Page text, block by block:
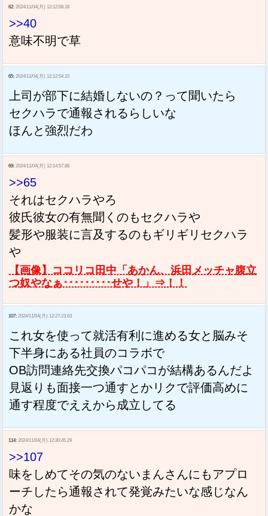
62: 2024/11/04(月) 12:12:08.18
>>40
意味不明で草
65: 2024/11/04(月) 12:12:54.15
上司が部下に結婚しないの？って聞いたら
セクハラで通報されるらしいな
ほんと強烈だわ
69: 2024/11/04(月) 12:14:57.88
>>65
それはセクハラやろ
彼氏彼女の有無聞くのもセクハラや
髪形や服装に言及するのもギリギリセクハラ
や
【画像】ココリコ田中「あかん、浜田メッチャ腹立
つ奴やなぁ･････････せや！」⇒！！
107: 2024/11/04(月) 12:27:23.63
これ女を使って就活有利に進める女と脳みそ
下半身にある社員のコラボで
OB訪問連絡先交換パコパコが結構あるんだよ
見返りも面接一つ通すとかリクで評価高めに
通す程度でええから成立してる
114: 2024/11/04(月) 12:30:45.29
>>107
味をしめてその気のないまんさんにもアプロ
ーチしたら通報されて発覚みたいな感じなん
かな